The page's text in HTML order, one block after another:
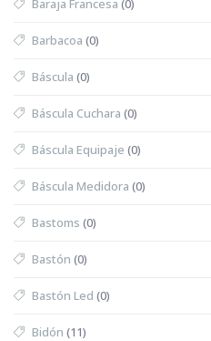
Baraja Francesa (0)
Barbacoa (0)
Báscula (0)
Báscula Cuchara (0)
Báscula Equipaje (0)
Báscula Medidora (0)
Bastoms (0)
Bastón (0)
Bastón Led (0)
Bidón (11)